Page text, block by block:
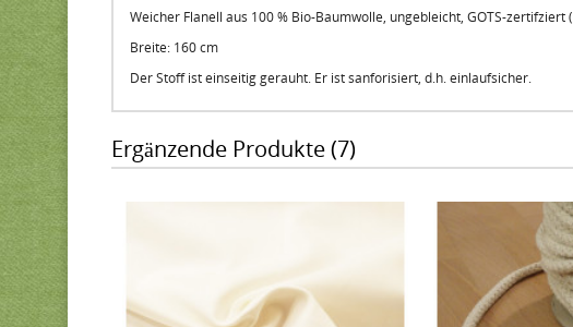
Weicher Flanell aus 100 % Bio-Baumwolle, ungebleicht, GOTS-zertifziert (
Breite: 160 cm
Der Stoff ist einseitig gerauht. Er ist sanforisiert, d.h. einlaufsicher.
Ergänzende Produkte (7)